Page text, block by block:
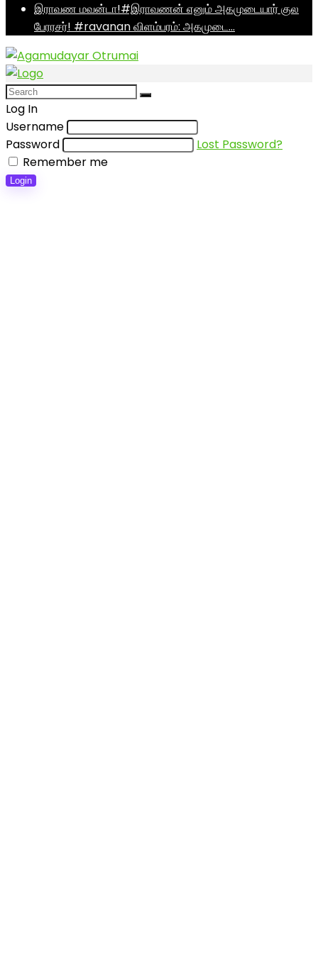
இராவண மவன்டா!#இராவணன் எனும் அகமுடையார் குல
பேரரசர்! #ravanan விளம்பரம்: அகமுடை…
Log In
Username
Password
Lost Password?
Remember me
Login